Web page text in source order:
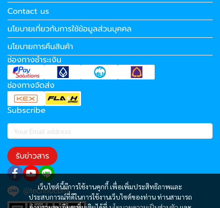
เว็บไซต์นี้มีการใช้งานคุกกี้ เพื่อเพิ่มประสิทธิภาพและ
ประสบการณ์ที่ดีในการใช้งานเว็บไซต์ของท่าน ท่านสามารถ
Contact us
นโยบายเกี่ยวกับการใช้ข้อมูลส่วนบุคคล
นโยบายการคืนสินค้า
ช่องทางชำระเงิน
ช่องทางจัดส่ง
Subscribe
รับข่าวสาร
@technocom